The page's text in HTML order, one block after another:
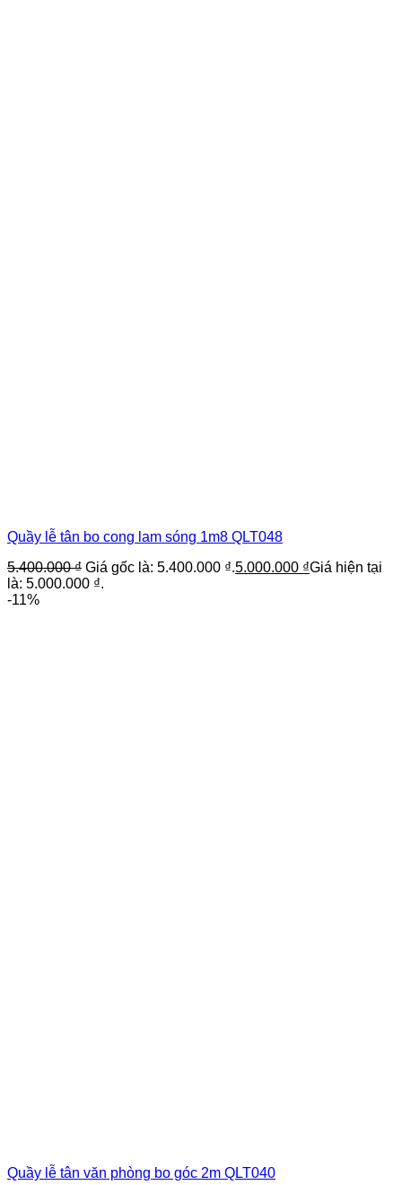
Quầy lễ tân bo cong lam sóng 1m8 QLT048
5.400.000₫ Giá gốc là: 5.400.000 ₫.5.000.000 ₫Giá hiện tại
là: 5.000.000 ₫.
-11%
Quầy lễ tân văn phòng bo góc 2m QLT040